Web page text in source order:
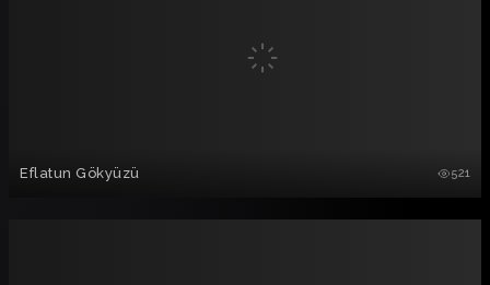
Eflatun Gökyüzü 521